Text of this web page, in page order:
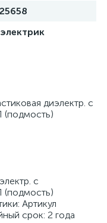
диэлектр. с
с
Артикул
срок: 2 года